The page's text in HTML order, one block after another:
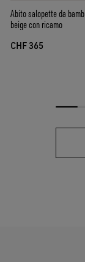
Abito salopette da
beige con ricamo
CHF 365